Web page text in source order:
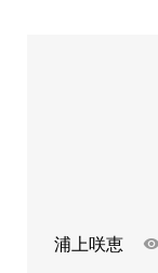
浦上咲恵